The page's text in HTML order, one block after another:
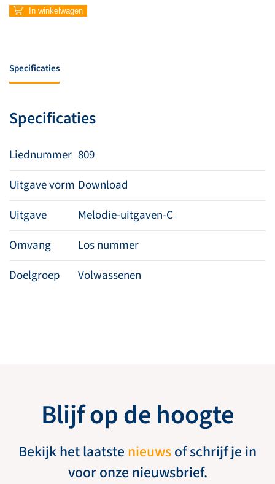
809
Jezus
aantal
In winkelwagen
Specificaties
Specificaties
Liednummer 809
Uitgave vorm Download
Uitgave
Melodie-uitgaven-C
Omvang
Los nummer
Doelgroep
Volwassenen
Blijf op de hoogte
Bekijk het laatste nieuwsof schrijf je in
voor onze nieuwsbrief.